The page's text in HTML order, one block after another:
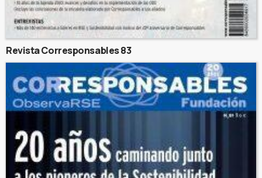
Revista Corresponsables 83